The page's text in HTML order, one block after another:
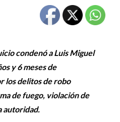
condenó a Luis Miguel
y 6 meses de
los delitos de robo
de fuego, violación de
autoridad.